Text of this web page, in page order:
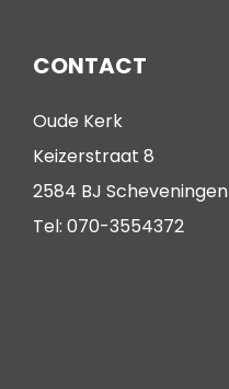
CONTACT
Oude Kerk
Keizerstraat 8
2584 BJ Scheveningen
Tel: 070-3554372